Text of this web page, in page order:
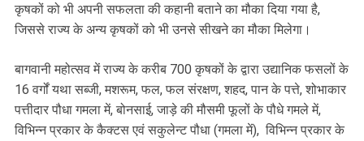
कृषकों को भी अपनी सफलता की कहानी बताने का मौका दिया गया है,
जिससे राज्य के अन्य कृषकों को भी उनसे सीखने का मौका मिलेगा।
बागवानी महोत्सव में राज्य के करीब 700 कृषकों के द्वारा उद्यानिक फसलों के
16 वर्गों यथा सब्जी, मशरूम, फल, फल संरक्षण, शहद, पान के पत्ते, शोभाकार
पत्तीदार पौधा गमला में, बोनसाई, जाड़े की मौसमी फूलों के पौधे गमले में,
विभिन्न प्रकार के कैक्टस एवं सकुलेन्ट पौधा (गमला में), विभिन्न प्रकार के